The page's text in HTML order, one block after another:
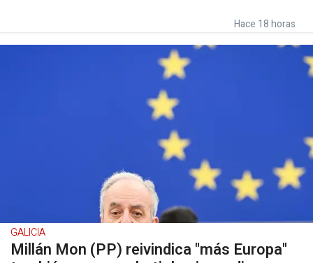
Hace 18 horas
GALICIA
Millán Mon (PP) reivindica "más Europa"